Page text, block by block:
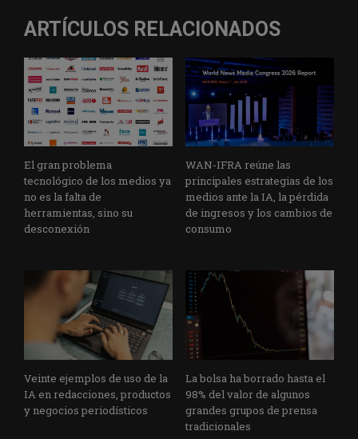
ARTÍCULOS RELACIONADOS
El gran problema
tecnológico de los medios ya
no es la falta de
herramientas, sino su
desconexión
WAN-IFRA reúne las
principales estrategias de los
medios ante la IA, la pérdida
de ingresos y los cambios de
consumo
Veinte ejemplos de uso de la
IA en redacciones, productos
y negocios periodísticos
La bolsa ha borrado hasta el
98% del valor de algunos
grandes grupos de prensa
tradicionales